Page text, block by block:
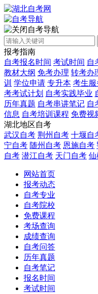
自考导航
报考指南
自考报名时间 考试时间 自
教材大纲 免考办理 转考办
训 学位申请 专升本 考生服
考考试计划 自考实践毕业
历年真题 自考串讲笔记 自
信息 自考培训课程 免费视
湖北地区自考
武汉自考 荆州自考 十堰自
宁自考 随州自考 恩施自考
自考 潜江自考 天门自考 仙
网站首页
报考动态
自考专业
自考院校
免费课程
考场查询
成绩查询
自考问答
历年真题
自考笔记
报名时间
考试时间